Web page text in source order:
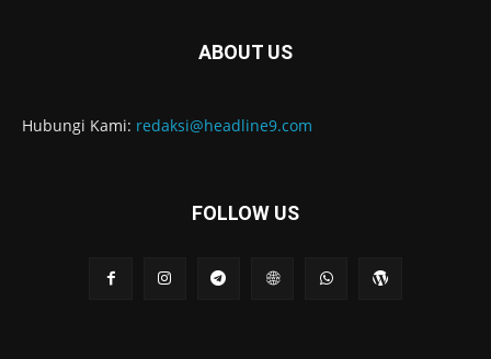
ABOUT US
Hubungi Kami: redaksi@headline9.com
FOLLOW US